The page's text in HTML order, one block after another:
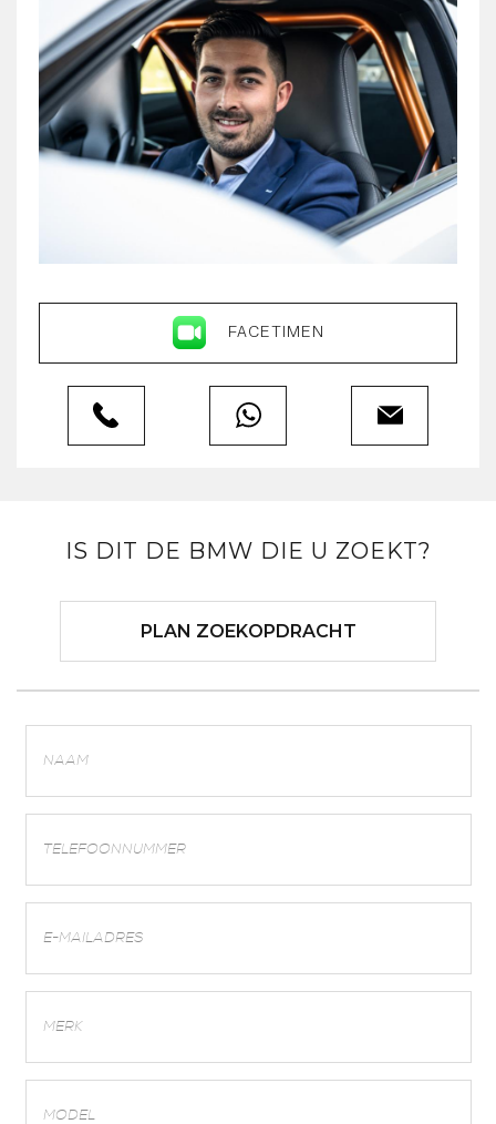
FACETIMEN
IS DIT DE BMW DIE U ZOEKT?
PLAN ZOEKOPDRACHT